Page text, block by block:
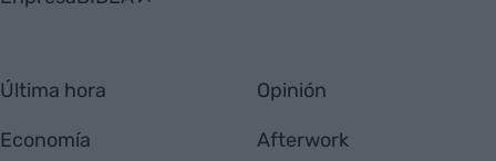
Última hora
Economía
Opinión
Afterwork